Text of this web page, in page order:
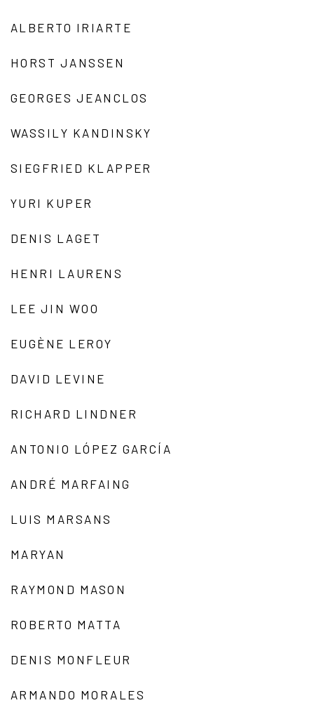
ALBERTO IRIARTE
HORST JANSSEN
GEORGES JEANCLOS
WASSILY KANDINSKY
SIEGFRIED KLAPPER
YURI KUPER
DENIS LAGET
HENRI LAURENS
LEE JIN WOO
EUGÈNE LEROY
DAVID LEVINE
RICHARD LINDNER
ANTONIO LÓPEZ GARCÍA
ANDRÉ MARFAING
LUIS MARSANS
MARYAN
RAYMOND MASON
ROBERTO MATTA
DENIS MONFLEUR
ARMANDO MORALES